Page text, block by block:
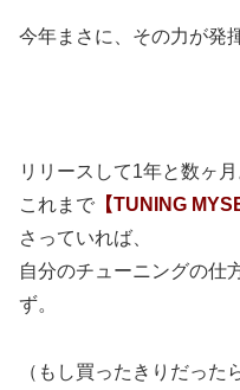
今年まさに、その力が発
リリースして1年と数ヶ月
これまで 【TUNING
さっていれば、
自分のチューニングの仕
ず。
（もし買ったきりだっ